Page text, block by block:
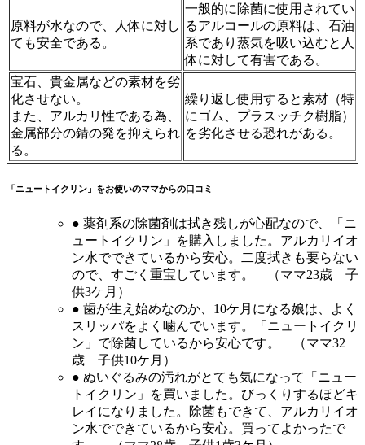
原料が水なので、人体に対し
ても安全である。
一般的に除菌に使用されてい
るアルコールの原料は、石油
系であり蒸気を吸い込むと人
体に対して有害である。
宝石、貴金属などの素材を劣
化させない。
また、アルカリ性である為、
金属部分の錆の発を抑えられ
る。
繰り返し使用すると素材（特
にゴム、プラスッチク樹脂）
を劣化させる恐れがある。
「ニュートイクリン」をお使いのママからの口コミ
● 薬剤系の除菌剤は拭き残しが心配なので、「ニ
ュートイクリン」を購入しました。アルカリイオ
ン水でできているから安心。二度拭きも要らない
ので、すごく重宝しています。 （ママ23歳 子
供3ケ月）
● 歯が生え始めなのか、10ケ月になる娘は、よく
スリッパをよく噛んでいます。「ニュートイクリ
ン」で除菌しているから安心です。 （ママ32
歳 子供10ケ月）
● ぬいぐるみの汚れがとても気になって「ニュー
トイクリン」を買いました。びっくりするほどキ
レイになりました。除菌もできて、アルカリイオ
ン水でできているから安心。買ってよかったで